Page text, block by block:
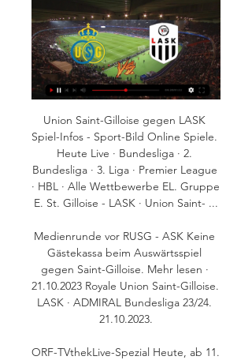
Union Saint-Gilloise gegen LASK
Spiel-Infos - Sport-Bild Online Spiele.
Heute Live · Bundesliga · 2.
Bundesliga · 3. Liga · Premier League
· HBL · Alle Wettbewerbe EL. Gruppe
E. St. Gilloise - LASK · Union Saint- ...
Medienrunde vor RUSG - ASK Keine
Gästekassa beim Auswärtsspiel
gegen Saint-Gilloise. Mehr lesen ·
21.10.2023 Royale Union Saint-Gilloise.
LASK · ADMIRAL Bundesliga 23/24.
21.10.2023.
ORF-TVthekLive-Spezial Heute, ab 11.